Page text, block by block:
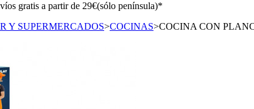
gratis a partir de 29€(sólo península)*
Y SUPERMERCADOS>COCINAS>COCINA CON